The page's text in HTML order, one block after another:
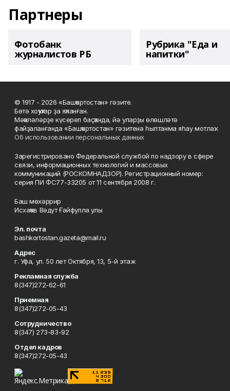
Партнеры
Фотобанк
журналистов РБ
Рубрика "Еда и
напитки"
© 1917 - 2026 «Башҡортостан» гәзите.
Бөтә хоҡуҡтар ҙа яҡланған.
Мәҡәләләрҙе күсереп баҫҡанда, йә уларҙы өлөшләтә
файҙаланғанда «Башҡортостан» гәзитенә һылтанма яһау мотлаҡ.
Об использовании персональных данных
Зарегистрировано Федеральной службой по надзору в сфере
связи, информационных технологий и массовых
коммуникаций (РОСКОМНАДЗОР). Регистрационный номер:
серия ПИ ФС77-33205 от 11 сентября 2008 г.
Баш мөхәррир
Исхаҡов Вәдүт Ғәйфулла улы
Эл. почта
bashkortostan.gazeta@mail.ru
Адрес
г. Уфа, ул. 50 лет Октября, 13, 5-й этаж
Рекламная служба
8(347)272-62-61
Приемная
8(347)272-05-43
Сотрудничество
8(347) 273-83-92
Отдел кадров
8(347)272-05-43